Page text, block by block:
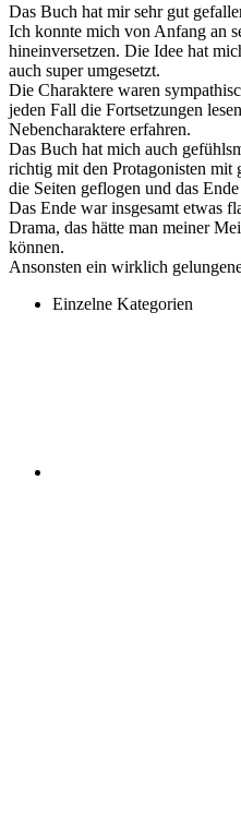
Das Buch hat mir sehr gut
Ich konnte mich von Anfang an
hineinversetzen. Die Idee hat
auch super umgesetzt.
Die Charaktere waren
jeden Fall die Fortsetzungen
Nebencharaktere erfahren.
Das Buch hat mich auch
richtig mit den Protagonisten mit
die Seiten geflogen und das
Das Ende war insgesamt etwas
Drama, das hätte man meiner
können.
Ansonsten ein wirklich
Einzelne Kategorien